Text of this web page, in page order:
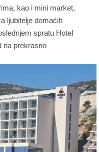
kao i mini market,
ljubitelje domaćih
spratu Hotel
na prekrasno